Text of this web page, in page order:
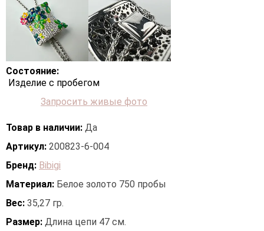
Состояние:
Изделие с пробегом
Запросить живые фото
Товар в наличии: Да
Артикул: 200823-6-004
Бренд: Bibigi
Материал: Белое золото 750 пробы
Вес: 35,27 гр.
Размер: Длина цепи 47 см.